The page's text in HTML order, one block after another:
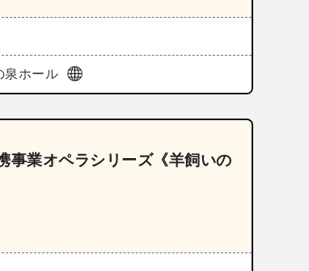
泉ホール
業オペラシリーズ《羊飼いの